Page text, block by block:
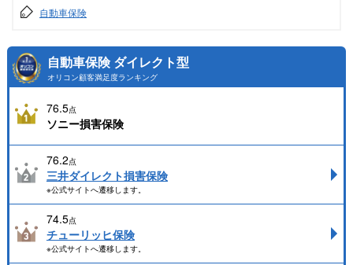
自動車保険
自動車保険 ダイレクト型
オリコン顧客満足度ランキング
76.5点
ソニー損害保険
76.2点
三井ダイレクト損害保険
※公式サイトへ遷移します。
74.5点
チューリッヒ保険
※公式サイトへ遷移します。